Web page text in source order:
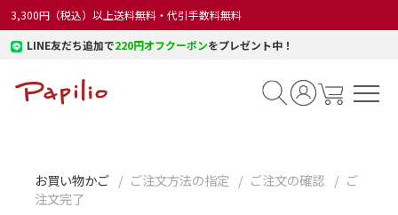
3,300円（税込）以上送料無料・代引手数料無料
LINE友だち追加で220円オフクーポンをプレゼント中！
お買い物かご ご注文方法の指定 ご注文の確認
ご
注文完了